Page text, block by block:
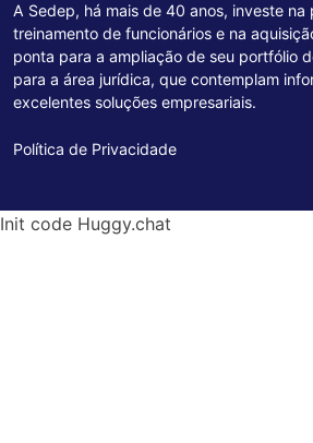
A Sedep, há mais de 40 anos, investe na
treinamento de funcionários e na
ponta para a ampliação de seu portfólio
para a área jurídica, que contemplam
excelentes soluções empresariais.
Política de Privacidade
Init code Huggy.chat